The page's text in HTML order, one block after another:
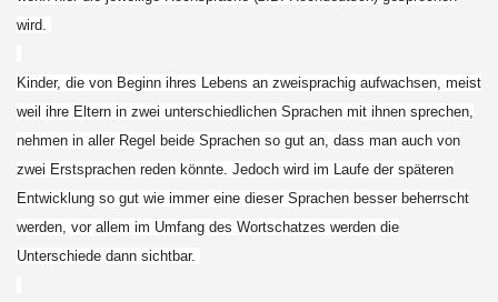
wird.
Kinder, die von Beginn ihres Lebens an zweisprachig aufwachsen, meist
weil ihre Eltern in zwei unterschiedlichen Sprachen mit ihnen sprechen,
nehmen in aller Regel beide Sprachen so gut an, dass man auch von
zwei Erstsprachen reden könnte. Jedoch wird im Laufe der späteren
Entwicklung so gut wie immer eine dieser Sprachen besser beherrscht
werden, vor allem im Umfang des Wortschatzes werden die
Unterschiede dann sichtbar.